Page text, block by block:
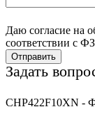
Даю согласие на
соответствии с
Отправить
Задать
CHP422F10XN -